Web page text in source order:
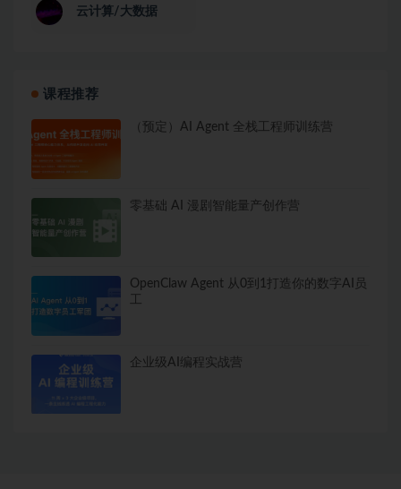
云计算/大数据
课程推荐
（预定）AI Agent 全栈工程师训练营
零基础 AI 漫剧智能量产创作营
OpenClaw Agent 从0到1打造你的数字AI员
工
企业级AI编程实战营